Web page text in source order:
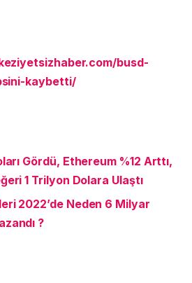
busd-
kaybetti/
Gördü, Ethereum %12 Arttı,
1 Trilyon Dolara Ulaştı
2022’de Neden 6 Milyar
?